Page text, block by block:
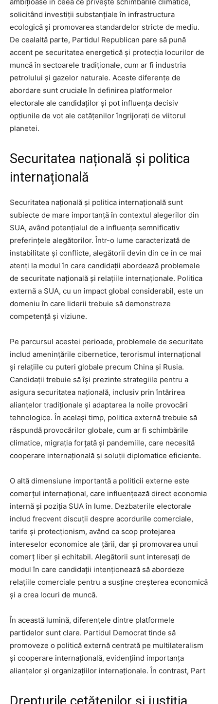
solicitând investiții substanțiale în infrastructura
ecologică și promovarea standardelor stricte de mediu.
De cealaltă parte, Partidul Republican pare să pună
accent pe securitatea energetică și protecția locurilor de
muncă în sectoarele tradiționale, cum ar fi industria
petrolului și gazelor naturale. Aceste diferențe de
abordare sunt cruciale în definirea platformelor
electorale ale candidaților și pot influența decisiv
opțiunile de vot ale cetățenilor îngrijorați de viitorul
planetei.
Securitatea națională și politica
internațională
Securitatea națională și politica internațională sunt
subiecte de mare importanță în contextul alegerilor din
SUA, având potențialul de a influența semnificativ
preferințele alegătorilor. Într-o lume caracterizată de
instabilitate și conflicte, alegătorii devin din ce în ce mai
atenți la modul în care candidații abordează problemele
de securitate națională și relațiile internaționale. Politica
externă a SUA, cu un impact global considerabil, este un
domeniu în care liderii trebuie să demonstreze
competență și viziune.
Pe parcursul acestei perioade, problemele de securitate
includ amenințările cibernetice, terorismul internațional
și relațiile cu puteri globale precum China și Rusia.
Candidații trebuie să își prezinte strategiile pentru a
asigura securitatea națională, inclusiv prin întărirea
alianțelor tradiționale și adaptarea la noile provocări
tehnologice. În același timp, politica externă trebuie să
răspundă provocărilor globale, cum ar fi schimbările
climatice, migrația forțată și pandemiile, care necesită
cooperare internațională și soluții diplomatice eficiente.
O altă dimensiune importantă a politicii externe este
comerțul internațional, care influențează direct economia
internă și poziția SUA în lume. Dezbaterile electorale
includ frecvent discuții despre acordurile comerciale,
tarife și protecționism, având ca scop protejarea
intereselor economice ale țării, dar și promovarea unui
comerț liber și echitabil. Alegătorii sunt interesați de
modul în care candidații intenționează să abordeze
relațiile comerciale pentru a susține creșterea economică
și a crea locuri de muncă.
În această lumină, diferențele dintre platformele
partidelor sunt clare. Partidul Democrat tinde să
promoveze o politică externă centrată pe multilateralism
și cooperare internațională, evidențiind importanța
alianțelor și organizațiilor internaționale. În contrast, Part